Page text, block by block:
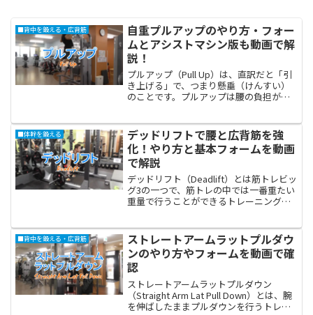
■背中を鍛える・広背筋
自重プルアップのやり方・フォー
ムとアシストマシン版も動画で解
説！
プルアップ（Pull Up）は、直訳だと「引
き上げる」で、つまり懸垂（けんすい）
のことです。プルアップは腰の負担がな
えられるので、広い肩を作るには最高の
トレーニングです...
■体幹を鍛える
デッドリフトで腰と広背筋を強
化！やり方と基本フォームを動画
で解説
デッドリフト（Deadlift）とは筋トレビッ
グ3の一つで、筋トレの中では一番重たい
重量で行うことができるトレーニングで
ーニングとも言えます。人それぞれに
色々なやり方...
■背中を鍛える・広背筋
ストレートアームラットプルダウ
ンのやり方やフォームを動画で確
認
ストレートアームラットプルダウン
（Straight Arm Lat Pull Down）とは、腕
を伸ばしたままプルダウンを行うトレー